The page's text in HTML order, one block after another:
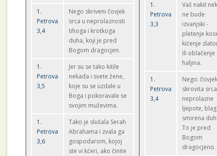
1.
Petrova
3,4
Nego skriveni čovjek
srca u neprolaznosti
tihoga i krotkoga
duha, koji je pred
Bogom dragocjen.
1.
Petrova
3,5
Jer su se tako kitile
nekada i svete žene,
koje su se uzdale u
Boga i pokoravale se
svojim muževima.
1.
Petrova
3,6
Tako je slušala Serah
Abrahama i zvala ga
gospodarom, kojoj
ste vi kćeri, ako činite
1.
Petrova
3,3
Vaš nakit
ne bude
izvanjski -
pletenje
kićenje
ili oblačenje
haljina.
1.
Petrova
3,4
Nego:
skrovita
neprolazne
ljepote,
smirena
To je pred
Bogom
dragocjeno.